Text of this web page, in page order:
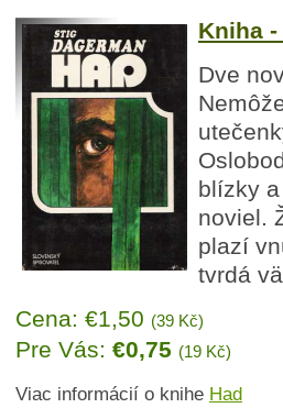
Kniha -
Dve
blízky
noviel.
plazí
tvrdá
Cena: €1,50 (39 Kč)
Pre Vás: €0,75 (19 Kč)
Viac informácií o knihe Had